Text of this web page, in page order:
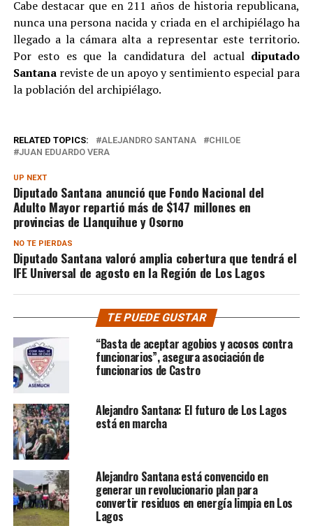
Cabe destacar que en 211 años de historia republicana,
nunca una persona nacida y criada en el archipiélago ha
llegado a la cámara alta a representar este territorio.
Por esto es que la candidatura del actual diputado
Santanareviste de un apoyo y sentimiento especial para
la población del archipiélago.
RELATED TOPICS: ALEJANDRO SANTANA
CHILOE
JUAN EDUARDO VERA
UP NEXT
Diputado Santana anunció que Fondo Nacional del
Adulto Mayor repartió más de $147 millones en
provincias de Llanquihue y Osorno
NO TE PIERDAS
Diputado Santana valoró amplia cobertura que tendrá el
IFE Universal de agosto en la Región de Los Lagos
TE PUEDE GUSTAR
“Basta de aceptar agobios y acosos contra
funcionarios”, asegura asociación de
funcionarios de Castro
Alejandro Santana: El futuro de Los Lagos
está en marcha
Alejandro Santana está convencido en
generar un revolucionario plan para
convertir residuos en energía limpia en Los
Lagos